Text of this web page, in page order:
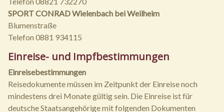
SPORT CONRAD Wielenbach bei Weilheim
Blumenstraße
Telefon 0881 934115
Einreise- und Impfbestimmungen
Einreisebestimmungen
Reisedokumente müssen im Zeitpunkt der Einreise noch
mindestens drei Monate gültig sein. Die Einreise ist für
deutsche Staatsangehörige mit folgenden Dokumenten